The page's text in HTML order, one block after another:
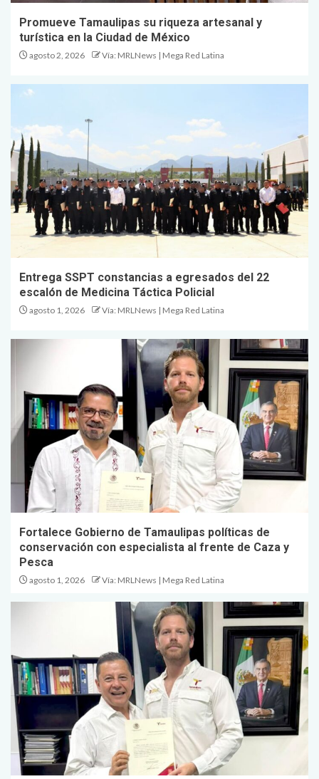
Promueve Tamaulipas su riqueza artesanal y
turística en la Ciudad de México
agosto 2, 2026 Vía: MRLNews | Mega Red Latina
Entrega SSPT constancias a egresados del 22
escalón de Medicina Táctica Policial
agosto 1, 2026 Vía: MRLNews | Mega Red Latina
Fortalece Gobierno de Tamaulipas políticas de
conservación con especialista al frente de Caza y
Pesca
agosto 1, 2026 Vía: MRLNews | Mega Red Latina